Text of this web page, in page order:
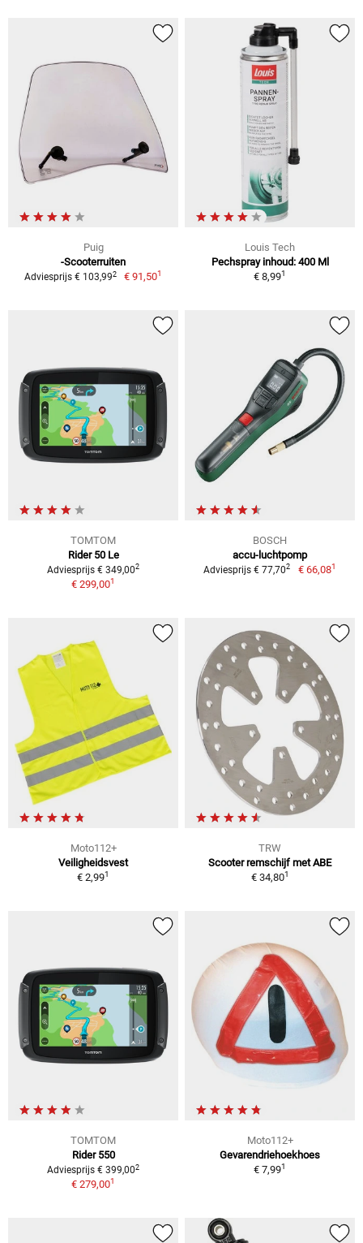
Puig
-Scooterruiten
Adviesprijs € 103,992 € 91,501
Louis Tech
Pechspray inhoud: 400 Ml
€ 8,991
TOMTOM
Rider 50 Le
Adviesprijs € 349,002
€ 299,001
BOSCH
accu-luchtpomp
Adviesprijs € 77,702 € 66,081
Moto112+
Veiligheidsvest
€ 2,991
TRW
Scooter remschijf met ABE
€ 34,801
TOMTOM
Rider 550
Adviesprijs € 399,002
€ 279,001
Moto112+
Gevarendriehoekhoes
€ 7,991